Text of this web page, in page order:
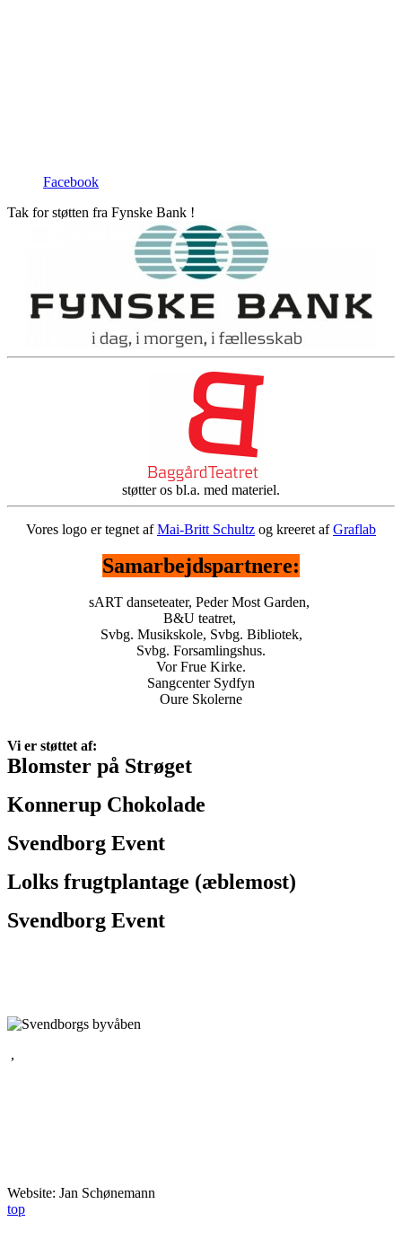
Facebook
Tak for støtten fra Fynske Bank !
støtter os bl.a. med materiel.
Vores logo er tegnet afMai-Britt Schultz og kreeret afGraflab
Samarbejdspartnere:
sART danseteater, Peder Most Garden,
B&U teatret,
Svbg. Musikskole, Svbg. Bibliotek,
Svbg. Forsamlingshus.
Vor Frue Kirke.
Sangcenter Sydfyn
Oure Skolerne
Vi er støttet af:
Blomster på Strøget
Konnerup Chokolade
Svendborg Event
Lolks frugtplantage (æblemost)
Svendborg Event
,
Website: Jan Schønemann
top